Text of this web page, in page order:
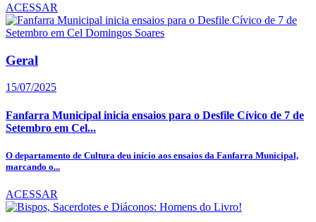
ACESSAR
Geral
15/07/2025
Fanfarra Municipal inicia ensaios para o Desfile Cívico de 7 de
Setembro em Cel...
O departamento de Cultura deu início aos ensaios da Fanfarra Municipal,
marcando o...
ACESSAR